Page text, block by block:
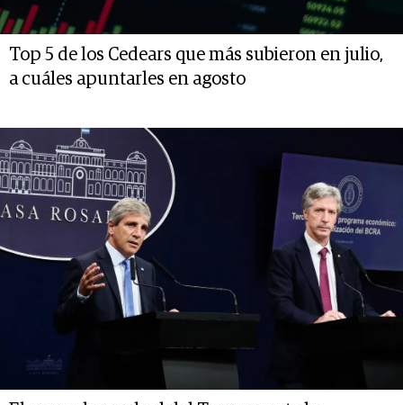
Top 5 de los Cedears que más subieron en julio,
a cuáles apuntarles en agosto